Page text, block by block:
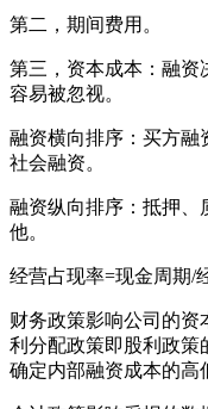
第二，期间费用。
第三，资本成本：融资
容易被忽视。
融资横向排序：买方融
社会融资。
融资纵向排序：抵押、
他。
经营占现率=现金周期/
财务政策影响公司的资
利分配政策即股利政策
确定内部融资成本的高